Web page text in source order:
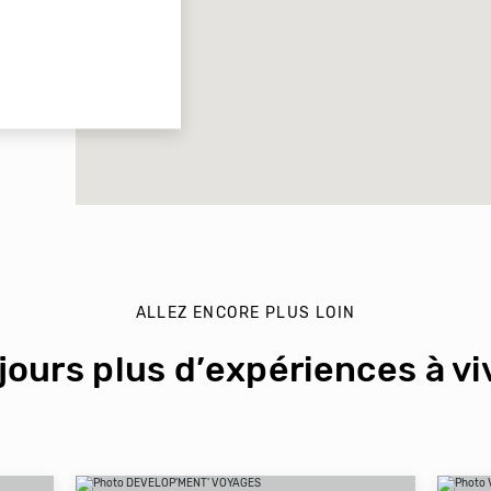
ALLEZ ENCORE PLUS LOIN
plus d’expériences à